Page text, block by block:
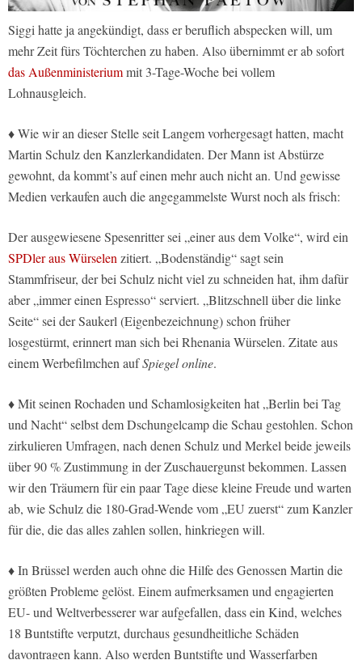
Siggi hatte ja angekündigt, dass er beruflich abspecken will, um
mehr Zeit fürs Töchterchen zu haben. Also übernimmt er ab sofort
das Außenministeriummit 3-Tage-Woche bei vollem
Lohnausgleich.
♦ Wie wir an dieser Stelle seit Langem vorhergesagt hatten, macht
Martin Schulz den Kanzlerkandidaten. Der Mann ist Abstürze
gewohnt, da kommt’s auf einen mehr auch nicht an. Und gewisse
Medien verkaufen auch die angegammelste Wurst noch als frisch:
Der ausgewiesene Spesenritter sei „einer aus dem Volke“, wird ein
SPDler aus Würselenzitiert. „Bodenständig“ sagt sein
Stammfriseur, der bei Schulz nicht viel zu schneiden hat, ihm dafür
aber „immer einen Espresso“ serviert. „Blitzschnell über die linke
Seite“ sei der Saukerl (Eigenbezeichnung) schon früher
losgestürmt, erinnert man sich bei Rhenania Würselen. Zitate aus
einem Werbefilmchen aufSpiegel online.
♦ Mit seinen Rochaden und Schamlosigkeiten hat „Berlin bei Tag
und Nacht“ selbst dem Dschungelcamp die Schau gestohlen. Schon
zirkulieren Umfragen, nach denen Schulz und Merkel beide jeweils
über 90 % Zustimmung in der Zuschauergunst bekommen. Lassen
wir den Träumern für ein paar Tage diese kleine Freude und warten
ab, wie Schulz die 180-Grad-Wende vom „EU zuerst“ zum Kanzler
für die, die das alles zahlen sollen, hinkriegen will.
♦ In Brüssel werden auch ohne die Hilfe des Genossen Martin die
größten Probleme gelöst. Einem aufmerksamen und engagierten
EU- und Weltverbesserer war aufgefallen, dass ein Kind, welches
18 Buntstifte verputzt, durchaus gesundheitliche Schäden
davontragen kann. Also werden Buntstifte und Wasserfarben